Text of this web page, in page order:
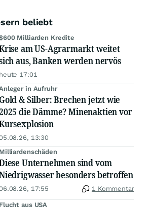
beliebt
Milliarden Kredite
am US-Agrarmarkt weitet
aus, Banken werden nervös
heute 17:01
in Aufruhr
& Silber: Brechen jetzt wie
die Dämme? Minenaktien vor
13:30
Milliardenschäden
Unternehmen sind vom
besonders betroffen
17:55 1 Kommentar
Flucht aus USA